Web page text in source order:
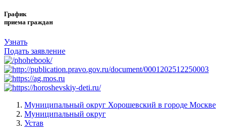
График
приема граждан
Узнать
Подать заявление
Муниципальный округ Хорошевский в городе Москве
Муниципальный округ
Устав